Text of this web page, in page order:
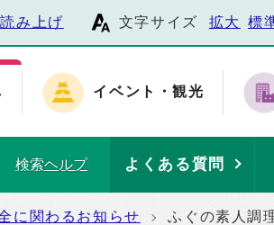
読み上げ 文字サイズ 拡大 標
イベント・観光
検索ヘルプ よくある質問
に関わるお知らせ ふぐの素人調